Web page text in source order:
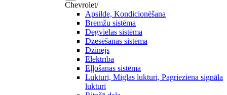
Chevrolet/
Apsilde, Kondicionēšana
Bremžu sistēma
Degvielas sistēma
Dzesēšanas sistēma
Dzinējs
Elektrība
Eļļošanas sistēma
Lukturi, Miglas lukturi, Pagrieziena signāla
lukturi